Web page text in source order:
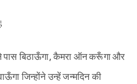
पास बिठाऊँगा, कैमरा ऑन करूँगा और
जिन्होंने उन्हें जन्मदिन की